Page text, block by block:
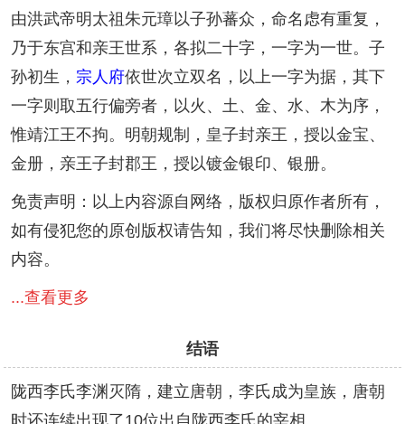
由洪武帝明太祖朱元璋以子孙蕃众，命名虑有重复，
乃于东宫和亲王世系，各拟二十字，一字为一世。子
孙初生， 宗人府依世次立双名，以上一字为据，其下
一字则取五行偏旁者，以火、土、金、水、木为序，
惟靖江王不拘。明朝规制，皇子封亲王，授以金宝、
金册，亲王子封郡王，授以镀金银印、银册。
免责声明：以上内容源自网络，版权归原作者所有，
如有侵犯您的原创版权请告知，我们将尽快删除相关
内容。
...查看更多
结语
陇西李氏李渊灭隋，建立唐朝，李氏成为皇族，唐朝
时还连续出现了10位出自陇西李氏的宰相。